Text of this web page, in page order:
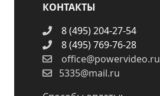
КОНТАКТЫ
8 (495) 204-27-54
8 (495) 769-76-28
office@powervideo.ru
5335@mail.ru